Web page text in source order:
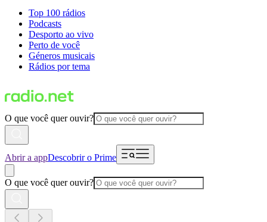
Top 100 rádios
Podcasts
Desporto ao vivo
Perto de você
Géneros musicais
Rádios por tema
O que você quer ouvir?
Abrir a appDescobrir o Prime
O que você quer ouvir?